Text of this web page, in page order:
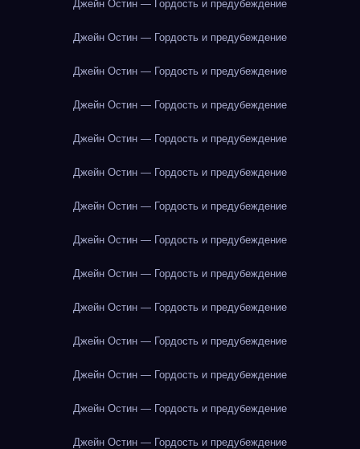
Джейн Остин — Гордость и предубеждение
Джейн Остин — Гордость и предубеждение
Джейн Остин — Гордость и предубеждение
Джейн Остин — Гордость и предубеждение
Джейн Остин — Гордость и предубеждение
Джейн Остин — Гордость и предубеждение
Джейн Остин — Гордость и предубеждение
Джейн Остин — Гордость и предубеждение
Джейн Остин — Гордость и предубеждение
Джейн Остин — Гордость и предубеждение
Джейн Остин — Гордость и предубеждение
Джейн Остин — Гордость и предубеждение
Джейн Остин — Гордость и предубеждение
Джейн Остин — Гордость и предубеждение